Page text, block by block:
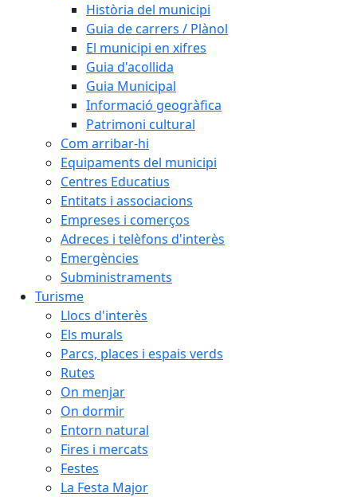
Història del municipi
Guia de carrers / Plànol
El municipi en xifres
Guia d'acollida
Guia Municipal
Informació geogràfica
Patrimoni cultural
Com arribar-hi
Equipaments del municipi
Centres Educatius
Entitats i associacions
Empreses i comerços
Adreces i telèfons d'interès
Emergències
Subministraments
Turisme
Llocs d'interès
Els murals
Parcs, places i espais verds
Rutes
On menjar
On dormir
Entorn natural
Fires i mercats
Festes
La Festa Major